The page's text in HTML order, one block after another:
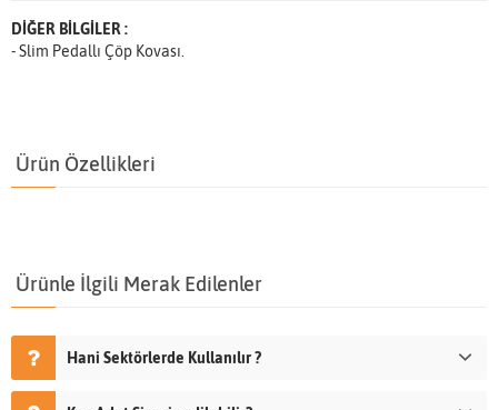
DİĞER BİLGİLER :
- Slim Pedallı Çöp Kovası.
Ürün Özellikleri
Ürünle İlgili Merak Edilenler
Hani Sektörlerde Kullanılır ?